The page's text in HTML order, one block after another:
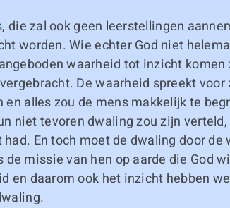
die zal ook geen leerstellingen
worden. Wie echter God niet
waarheid tot inzicht komen
De waarheid spreekt voor
alles zou de mens makkelijk te
niet tevoren dwaling zou zijn
En toch moet de dwaling door de
missie van hen op aarde die God
en daarom ook het inzicht hebben